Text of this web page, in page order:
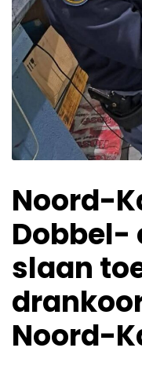
Noord-
Dobbel-
slaan
Noord-